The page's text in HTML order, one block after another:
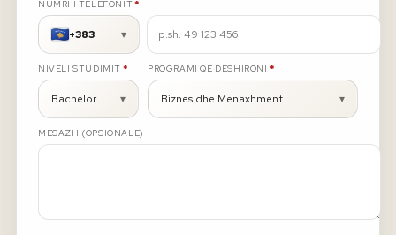
Rreth nesh
Lajme
Kontakti
NUMRI I TELEFONIT*
E DETYRUESHME
+383 ▾
NIVELI STUDIMIT *
E DETYRUESHME
Bachelor ▾
PROGRAMI QË DËSHIRONI *
E DETYRUESHME
Biznes dhe Menaxhment ▾
MESAZH (OPSIONALE)